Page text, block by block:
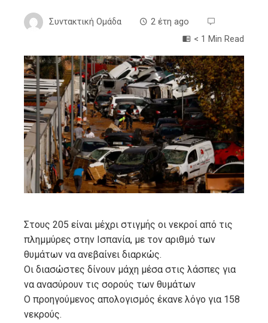
Συντακτική Ομάδα
2 έτη ago
< 1 Min Read
Στους 205 είναι μέχρι στιγμής οι νεκροί από τις
πλημμύρες στην Ισπανία, με τον αριθμό των
θυμάτων να ανεβαίνει διαρκώς.
Οι διασώστες δίνουν μάχη μέσα στις λάσπες για
να ανασύρουν τις σορούς των θυμάτων
Ο προηγούμενος απολογισμός έκανε λόγο για 158
νεκρούς.